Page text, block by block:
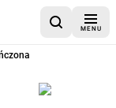
MENU
–